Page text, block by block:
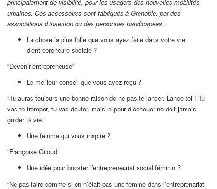
principalement de visibilité, pour les usagers des nouvelles mobilités
urbaines. Ces accessoires sont fabriqués à Grenoble, par des
associations d’insertion ou des personnes handicapées.
La chose la plus folle que vous ayez faite dans votre vie
d’entrepreneure sociale ?
“Devenir entrepreneuse”
Le meilleur conseil que vous ayez reçu ?
“Tu auras toujours une bonne raison de ne pas te lancer. Lance-toi ! Tu
vas te tromper, tu vas douter, mais la peur d’échouer ne doit jamais
guider ta vie.”
Une femme qui vous inspire ?
“Françoise Giroud”
Une idée pour booster l’entrepreneuriat social féminin ?
“Ne pas faire comme si on n’était pas une femme dans l’entreprenariat